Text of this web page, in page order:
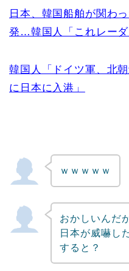
日本、韓国船舶が関わ
発…韓国人「これレーダ
韓国人「ドイツ軍、北
に日本に入港」
ｗｗｗｗｗ
おかしいんだ
日本が威嚇し
すると？